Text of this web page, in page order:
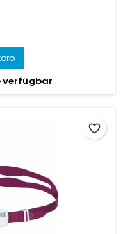
verfügbar
favorite_border